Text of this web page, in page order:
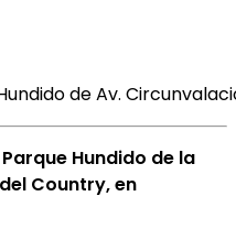
de Av.
Parque Hundido de la
Country, en